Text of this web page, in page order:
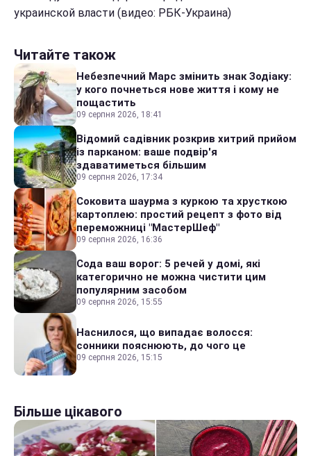
украинской власти (видео: РБК-Украина)
Читайте також
Небезпечний Марс змінить знак Зодіаку:
у кого почнеться нове життя і кому не
пощастить
09 серпня 2026, 18:41
Відомий садівник розкрив хитрий прийом
із парканом: ваше подвір'я
здаватиметься більшим
09 серпня 2026, 17:34
Соковита шаурма з куркою та хрусткою
картоплею: простий рецепт з фото від
переможниці "МастерШеф"
09 серпня 2026, 16:36
Сода ваш ворог: 5 речей у домі, які
категорично не можна чистити цим
популярним засобом
09 серпня 2026, 15:55
Наснилося, що випадає волосся:
сонники пояснюють, до чого це
09 серпня 2026, 15:15
Більше цікавого